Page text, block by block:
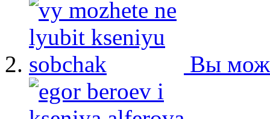
Вы